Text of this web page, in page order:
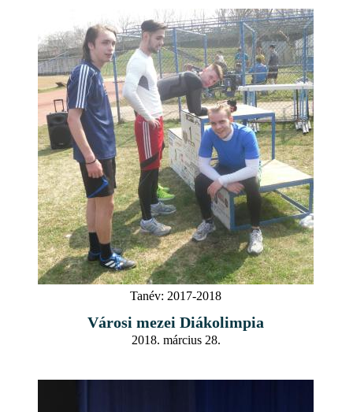
Tanév: 2017-2018
Városi mezei Diákolimpia
2018. március 28.